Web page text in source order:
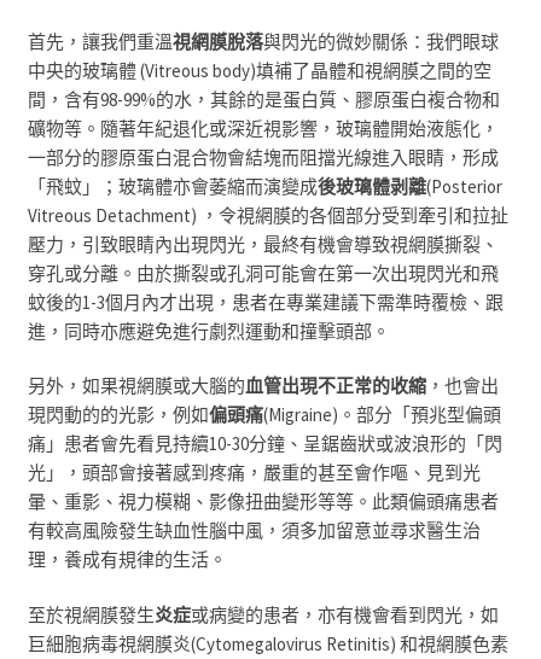
首先，讓我們重溫視網膜脫落與閃光的微妙關係：我們眼球
中央的玻璃體(Vitreous body)填補了晶體和視網膜之間的空
間，含有98-99%的水，其餘的是蛋白質、膠原蛋白複合物和
礦物等。隨著年紀退化或深近視影響，玻璃體開始液態化，
一部分的膠原蛋白混合物會結塊而阻擋光線進入眼睛，形成
「飛蚊」；玻璃體亦會萎縮而演變成後玻璃體剥離(Posterior
Vitreous Detachment) ， 令視網膜的各個部分受到牽引和拉扯
壓力，引致眼睛內出現閃光，最終有機會導致視網膜撕裂、
穿孔或分離。 由於撕裂或孔洞可能會在第一次出現閃光和飛
蚊後的1-3個月內才出現， 患者在專業建議下需準時覆檢、跟
進，同時亦應避免進行劇烈運動和撞擊頭部。
另外，如果視網膜或大腦的血管出現不正常的收縮，也會出
現閃動的的光影，例如偏頭痛(Migraine) 。部分「預兆型偏頭
痛」 患者會先看見持續10-30分鐘、呈鋸齒狀或波浪形的 「閃
光」
， 頭部會接著感到疼痛，嚴重的甚至會作嘔、見到光
暈、重影 、 視力模糊、影像扭曲變形等等。此類偏頭痛患者
有較高風險發生缺血性腦中風，須多加留意並尋求醫生治
理 ， 養成有規律的生活。
至於視網膜發生炎症或病變的患者， 亦有機會看到閃光，如
巨細胞病毒視網膜炎(Cytomegalovirus Retinitis) 和視網膜色素